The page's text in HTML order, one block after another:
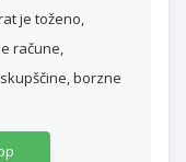
je toženo,
račune,
borzne